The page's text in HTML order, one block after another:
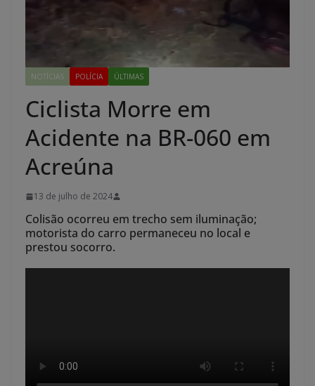
NOTÍCIAS POLÍCIA ÚLTIMAS
Ciclista Morre em
Acidente na BR-060 em
Acreúna
13 de julho de 2024
Colisão ocorreu em trecho sem iluminação;
motorista do carro permaneceu no local e
prestou socorro.